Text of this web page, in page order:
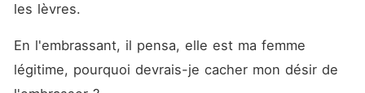
les lèvres.
En l'embrassant, il pensa, elle est ma femme
légitime, pourquoi devrais-je cacher mon désir de